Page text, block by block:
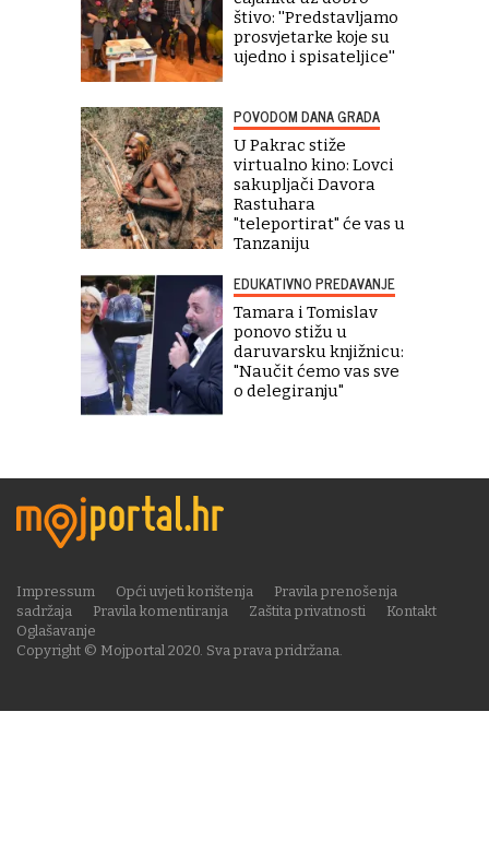
štivo: ''Predstavljamo
prosvjetarke koje su
ujedno i spisateljice''
POVODOM DANA GRADA
U Pakrac stiže
virtualno kino: Lovci
sakupljači Davora
Rastuhara
"teleportirat" će vas u
Tanzaniju
EDUKATIVNO PREDAVANJE
Tamara i Tomislav
ponovo stižu u
daruvarsku knjižnicu:
"Naučit ćemo vas sve
o delegiranju"
Copyright © Mojportal 2020. Sva prava pridržana.
Impressum Opći uvjeti korištenja
Pravila prenošenja
sadržaja
Pravila komentiranja Zaštita privatnosti
Kontakt
Oglašavanje